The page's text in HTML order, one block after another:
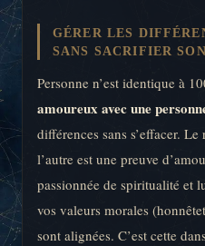
GÉRER LES
SANS SACRIFIER
Personne n’est identique à
amoureux avec une
différences sans s’effacer.
l’autre est une preuve
passionnée de spiritualité et
vos valeurs morales
sont alignées. C’est cette